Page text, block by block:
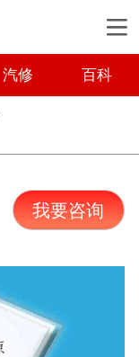
汽修 百科
我要咨询